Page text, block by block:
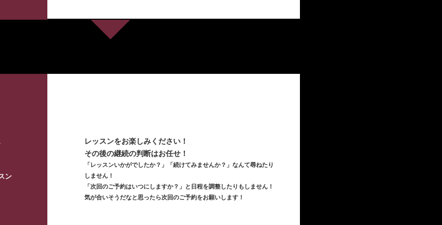
ン
レッスンをお楽しみください！
その後の継続の判断はお任せ！
「レッスンいかがでしたか？」「続けてみませんか？」なんて尋ねたり
しません！
「次回のご予約はいつにしますか？」と日程を調整したりもしません！
気が合いそうだなと思ったら次回のご予約をお願いします！